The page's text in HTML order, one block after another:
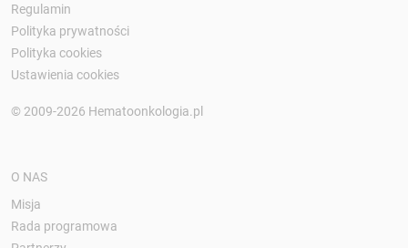
Regulamin
Polityka prywatności
Polityka cookies
Ustawienia cookies
© 2009-2026 Hematoonkologia.pl
O NAS
Misja
Rada programowa